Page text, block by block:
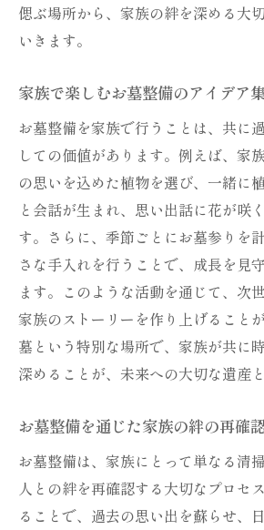
偲ぶ場所から、家族の絆を深める大
いきます。
家族で楽しむお墓整備のアイデア
お墓整備を家族で行うことは、共に
しての価値があります。例えば、家
の思いを込めた植物を選び、一緒に
と会話が生まれ、思い出話に花が咲
す。さらに、季節ごとにお墓参りを
さな手入れを行うことで、成長を見
ます。このような活動を通じて、次
家族のストーリーを作り上げること
墓という特別な場所で、家族が共に
深めることが、未来への大切な遺産
お墓整備を通じた家族の絆の再確
お墓整備は、家族にとって単なる清
人との絆を再確認する大切なプロセ
ることで、過去の思い出を蘇らせ、